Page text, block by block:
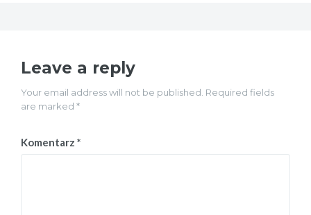
Leave a reply
Your email address will not be published. Required fields
are marked *
Komentarz *